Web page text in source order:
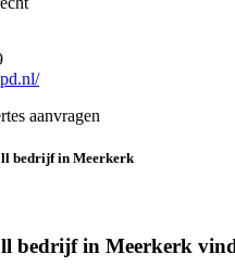
aanvragen
bedrijf in Meerkerk
bedrijf in Meerkerk